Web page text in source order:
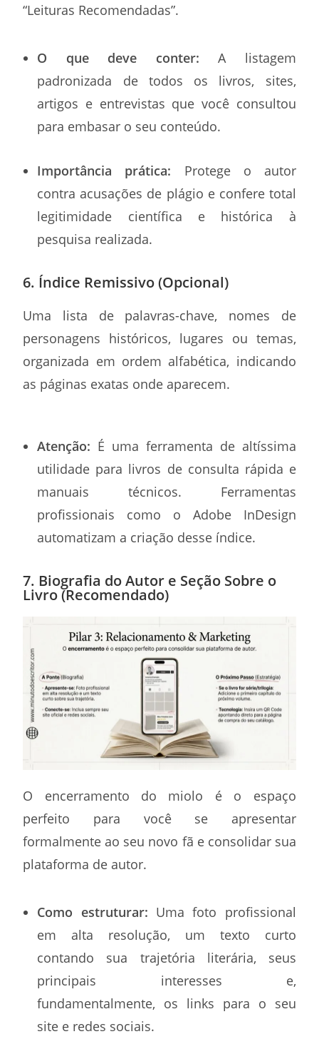
“Leituras Recomendadas”.
O que deve conter: A listagem
padronizada de todos os livros, sites,
artigos e entrevistas que você consultou
para embasar o seu conteúdo.
Importância prática: Protege o autor
contra acusações de plágio e confere total
legitimidade científica e histórica à
pesquisa realizada.
6. Índice Remissivo (Opcional)
Uma lista de palavras-chave, nomes de
personagens históricos, lugares ou temas,
organizada em ordem alfabética, indicando
as páginas exatas onde aparecem.
Atenção: É uma ferramenta de altíssima
utilidade para livros de consulta rápida e
manuais técnicos. Ferramentas
profissionais como o Adobe InDesign
automatizam a criação desse índice.
7. Biografia do Autor e Seção Sobre o
Livro (Recomendado)
O encerramento do miolo é o espaço
perfeito para você se apresentar
formalmente ao seu novo fã e consolidar sua
plataforma de autor.
Como estruturar: Uma foto profissional
em alta resolução, um texto curto
contando sua trajetória literária, seus
principais interesses e,
fundamentalmente, os links para o seu
site e redes sociais.